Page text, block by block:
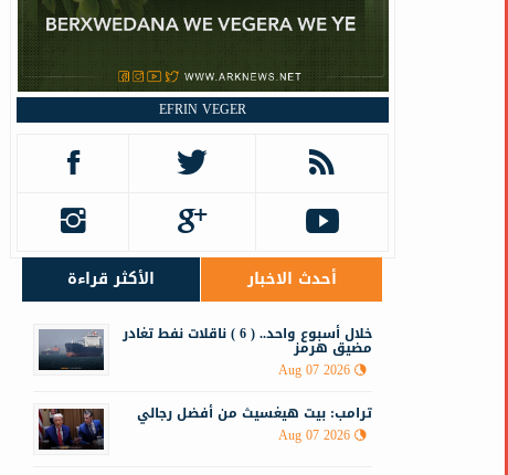
EFRIN VEGER
أحدث الاخبار الأكثر قراءة
خلال أسبوع واحد.. ( 6 ) ناقلات نفط تغادر
مضيق هرمز
Aug 07 2026
ترامب: بيت هيغسيث من أفضل رجالي
Aug 07 2026